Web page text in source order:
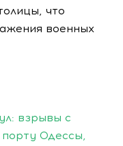
что
военных
взрывы с
Одессы,